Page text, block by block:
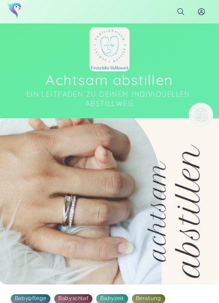
Achtsam abstillen
EIN LEITFADEN ZU DEINEM INDIVIDUELLEN
ABSTILLWEG
Soon you will learn more about me here...
Babypflege Babyschlaf Babyzeit Beratung